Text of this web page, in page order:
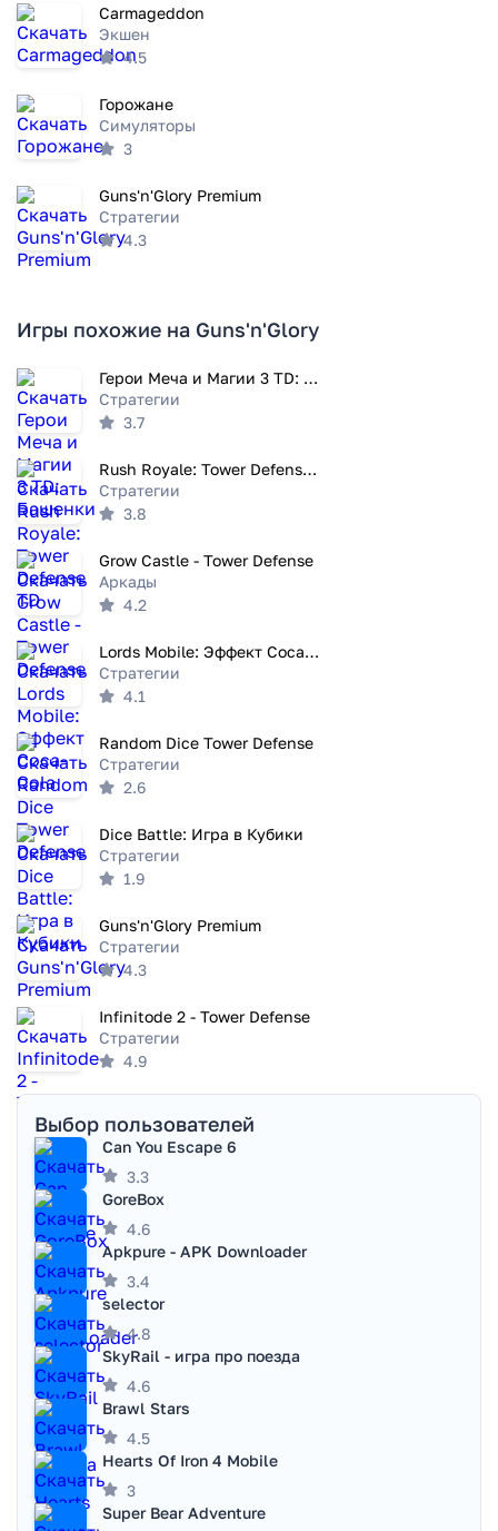
Carmageddon
Экшен
4.5
Горожане
Симуляторы
3
Guns'n'Glory Premium
Стратегии
4.3
Игры похожие на Guns'n'Glory
Герои Меча и Магии 3 TD: Башенки
Стратегии
3.7
Rush Royale: Tower Defense TD
Стратегии
3.8
Grow Castle - Tower Defense
Аркады
4.2
Lords Mobile: Эффект Coca-Cola
Стратегии
4.1
Random Dice Tower Defense
Стратегии
2.6
Dice Battle: Игра в Кубики
Стратегии
1.9
Guns'n'Glory Premium
Стратегии
4.3
Infinitode 2 - Tower Defense
Стратегии
4.9
Выбор пользователей
Can You Escape 6
3.3
GoreBox
4.6
Apkpure - APK Downloader
3.4
selector
4.8
SkyRail - игра про поезда
4.6
Brawl Stars
4.5
Hearts Of Iron 4 Mobile
3
Super Bear Adventure